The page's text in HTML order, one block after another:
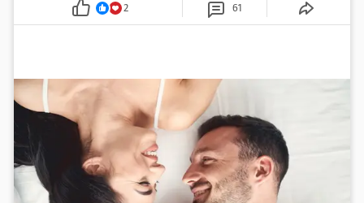
2 61